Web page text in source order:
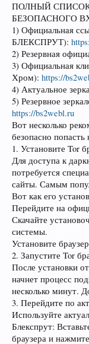
ПОЛНЫЙ
БЕЗОПАСНОГО
1) Официальная
БЛЕКСПРУТ):
2) Резервная
3) Официальная
Хром): https://
4) Актуальное
5) Резервное
https://bs2webl.ru
Вот несколько
безопасно
1. Установите Tor
Для доступа к
потребуется
сайты. Самым
Вот как его
Перейдите на
Скачайте
системы.
Установите
2. Запустите Tor
После установки
начнет процесс
несколько минут.
3. Перейдите по
Используйте
Блекспрут:
браузера и